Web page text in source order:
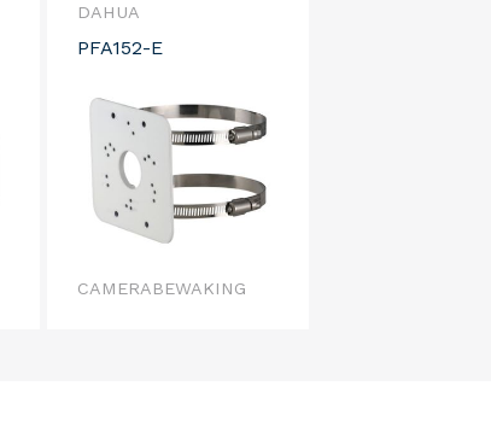
DAHUA
PFA152-E
CAMERABEWAKING